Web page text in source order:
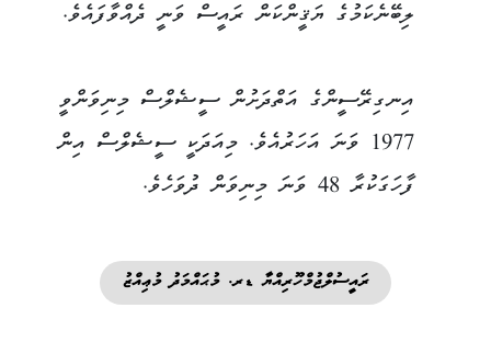
ލިބޭނެކަމުގެ ޔަޤީންކަން ރައީސް ވަނީ ދެއްވާފައެވެ.
އިނގިރޭސީންގެ އަތްދަށުން ސީޝެލްސް މިނިވަންވީ
1977 ވަނަ އަހަރުއެވެ. މިއަދަކީ ސީޝެލްސް އިން
ފާހަގަކުރާ 48 ވަނަ މިނިވަން ދުވަހެވެ.
ރައީސުލްޖުމްހޫރިއްޔާ ޑރ. މުޙައްމަދު މުޢިއްޒު